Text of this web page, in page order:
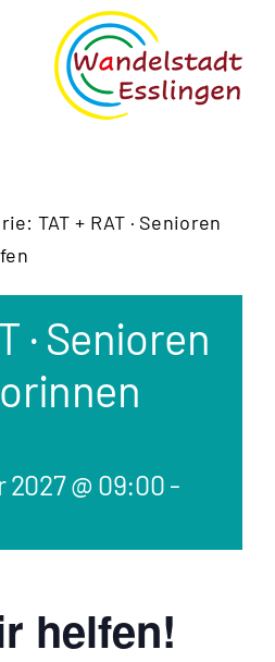
TAT + RAT · Senioren
· Senioren
2027 @ 09:00 -
helfen!